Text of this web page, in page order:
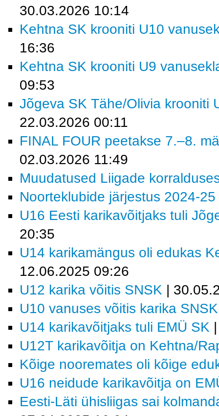
30.03.2026 10:14
Kehtna SK krooniti U10
16:36
Kehtna SK krooniti U9
09:53
Jõgeva SK Tähe/Olivia krooniti
22.03.2026 00:11
FINAL FOUR peetakse 7.–8.
02.03.2026 11:49
Muudatused Liigade
Noorteklubide järjestus 2024-25
U16 Eesti karikavõitjaks tuli
20:35
U14 karikamängus oli edukas
12.06.2025 09:26
U12 karika võitis SNSK |
U10 vanuses võitis karika SNSK
U14 karikavõitjaks tuli EMÜ SK
U12T karikavõitja on Kehtna/
Kõige nooremates oli kõige
U16 neidude karikavõitja on
Eesti-Läti ühisliigas sai